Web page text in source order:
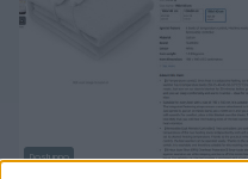
Dostupno